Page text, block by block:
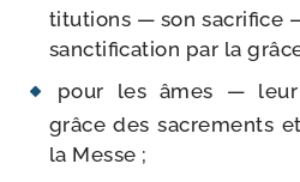
ti­tu­tions — son sacri­fice
sanc­ti­fi­ca­tion par la
pour les âmes —
grâce des sacre­ments
la Messe ;